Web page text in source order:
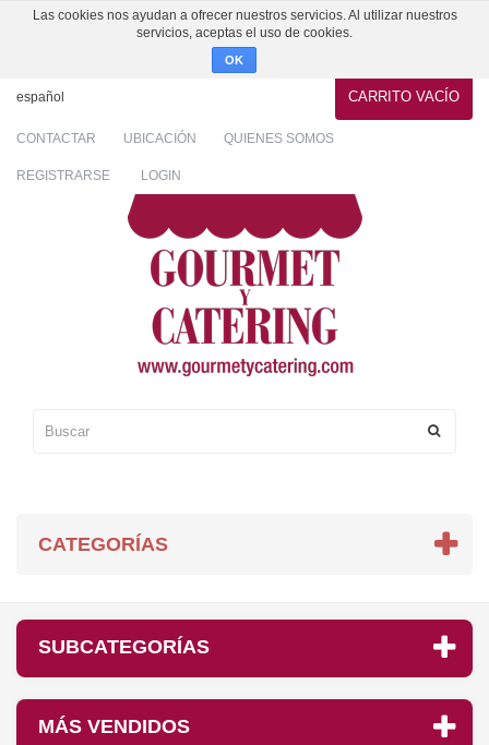
Las cookies nos ayudan a ofrecer nuestros servicios. Al utilizar nuestros
servicios, aceptas el uso de cookies.
OK
CARRITO VACÍO
español
CONTACTAR UBICACIÓN QUIENES SOMOS
REGISTRARSE LOGIN
CATEGORÍAS
SUBCATEGORÍAS
MÁS VENDIDOS